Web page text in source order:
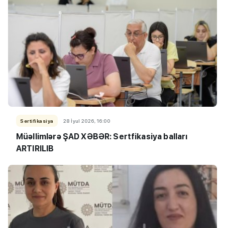
Sertifikasiya 28 İyul 2026, 16:00
Müəllimlərə ŞAD XƏBƏR: Sertfikasiya balları
ARTIRILIB